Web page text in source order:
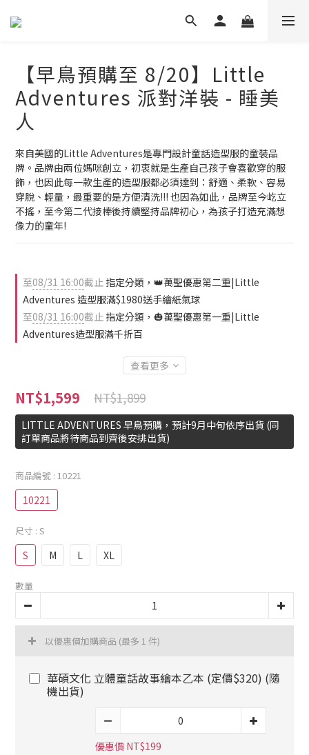
【早鳥預購至 8/20】Little
Adventures 派對洋裝 - 睡美
人
來自美國的Little Adventures是專門設計童話造型服的童裝品
牌。品牌由兩位媽咪創立，初衷就是生產自己孩子會喜歡穿的服
飾，也因此每一款生產的造型服都必須達到：舒適、柔軟、容易
穿脫、輕量，最重要的是方便清洗!!! 也因為如此，品牌至今屹立
不搖，至今第二代接棒後持續堅持品牌初心，為孩子打造充滿想
像力的童年!
至08/31 16:00截止 指定分類，👑萬聖優惠第二重|Little
Adventures 造型服滿$1980送手繪紙氣球
至08/31 16:00截止 指定分類，🎃萬聖優惠第一重|Little
Adventures造型服滿千折百
查看更多
NT$1,599 NT$1,899
LITTLE ADVENTURES 早鳥預購，預計9月中旬依序出貨 (同
訂單商品將待商品到齊後安排出貨)
商品編號 : 10221
10221
尺寸 : S
S M L XL
數量
以優惠價加購商品 (最多 1 件)
華碩文化 立體童話故事繪本乙本 (定價$320) (隨
機出貨)
優惠價 NT$199